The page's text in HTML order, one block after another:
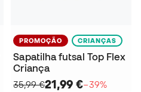
PROMOÇÃO CRIANÇAS
Sapatilha futsal Top Flex
Criança
35,99 €21,99 €−39%